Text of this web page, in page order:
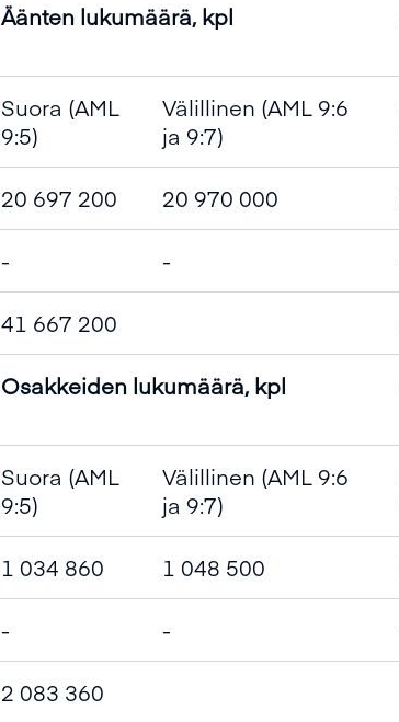
Äänten lukumäärä, kpl
Suora (AML
9:5)
Välillinen (AML 9:6
ja 9:7)
20 697 200 20 970 000
- -
41 667 200
Osakkeiden lukumäärä, kpl
Suora (AML
9:5)
Välillinen (AML 9:6
ja 9:7)
1 034 860 1 048 500
- -
2 083 360